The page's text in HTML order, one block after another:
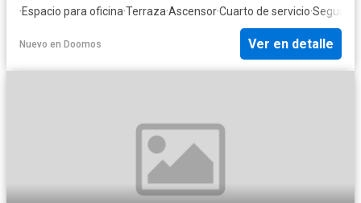
·Espacio para oficina·Terraza·Ascensor·Cuarto de servicio·
Nuevo en Doomos Ver en detalle